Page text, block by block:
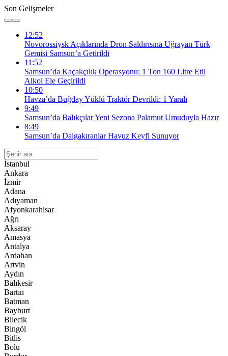
Son Gelişmeler
12:52
Novorossiysk Açıklarında Dron Saldırısına Uğrayan Türk
Gemisi Samsun’a Getirildi
11:52
Samsun’da Kaçakçılık Operasyonu: 1 Ton 160 Litre Etil
Alkol Ele Geçirildi
10:50
Havza’da Buğday Yüklü Traktör Devrildi: 1 Yaralı
9:49
Samsun’da Balıkçılar Yeni Sezona Palamut Umuduyla Hazır
8:49
Samsun’da Dalgakıranlar Havuz Keyfi Sunuyor
İstanbul
Ankara
İzmir
Adana
Adıyaman
Afyonkarahisar
Ağrı
Aksaray
Amasya
Antalya
Ardahan
Artvin
Aydın
Balıkesir
Bartın
Batman
Bayburt
Bilecik
Bingöl
Bitlis
Bolu